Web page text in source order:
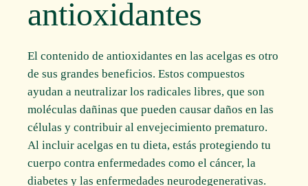
antioxidantes
El contenido de antioxidantes en las acelgas es otro
de sus grandes beneficios. Estos compuestos
ayudan a neutralizar los radicales libres, que son
moléculas dañinas que pueden causar daños en las
células y contribuir al envejecimiento prematuro.
Al incluir acelgas en tu dieta, estás protegiendo tu
cuerpo contra enfermedades como el cáncer, la
diabetes y las enfermedades neurodegenerativas.